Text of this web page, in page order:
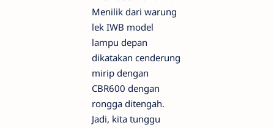
Menilik dari warung
lek IWB model
lampu depan
dikatakan cenderung
mirip dengan
CBR600 dengan
rongga ditengah.
Jadi, kita tunggu